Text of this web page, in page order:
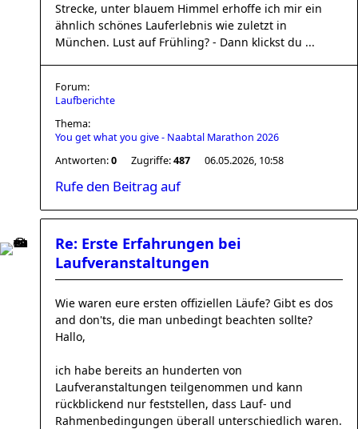
Strecke, unter blauem Himmel erhoffe ich mir ein
ähnlich schönes Lauferlebnis wie zuletzt in
München. Lust auf Frühling? - Dann klickst du ...
Forum:
Laufberichte
Thema:
You get what you give - Naabtal Marathon 2026
Antworten:0 Zugriffe:487 06.05.2026, 10:58
Rufe den Beitrag auf
Re: Erste Erfahrungen bei
Laufveranstaltungen
Wie waren eure ersten offiziellen Läufe? Gibt es dos
and don'ts, die man unbedingt beachten sollte?
Hallo,
ich habe bereits an hunderten von
Laufveranstaltungen teilgenommen und kann
rückblickend nur feststellen, dass Lauf- und
Rahmenbedingungen überall unterschiedlich waren.